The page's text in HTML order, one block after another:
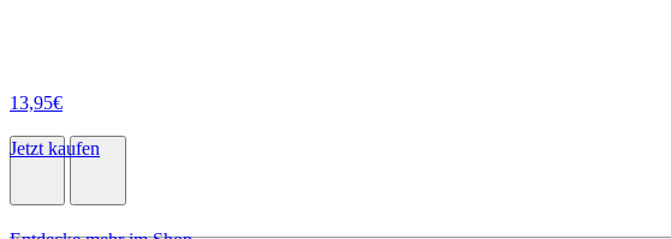
13,95€
Jetzt kaufen